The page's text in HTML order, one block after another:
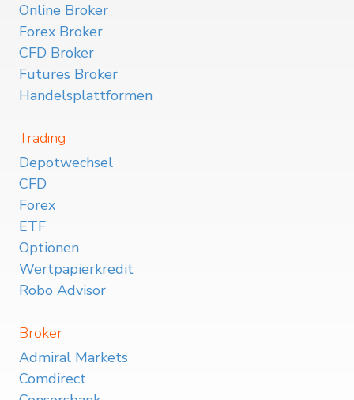
Online Broker
Forex Broker
CFD Broker
Futures Broker
Handelsplattformen
Trading
Depotwechsel
CFD
Forex
ETF
Optionen
Wertpapierkredit
Robo Advisor
Broker
Admiral Markets
Comdirect